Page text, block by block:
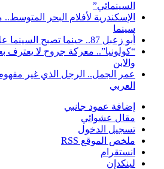
السينمائي”
الإسكندرية لأفلام البحر
سينما
أبو زعبل 87.. حينما تصبح السينما علاجا للنفس
“كولونيا”.. معركة جروح لا يعترف
والابن
عمر الجمل.. الرجل الذي غير
العربي
إضافة عمود جانبي
مقال عشوائي
تسجيل الدخول
ملخص الموقع RSS
انستقرام
لينكدإن